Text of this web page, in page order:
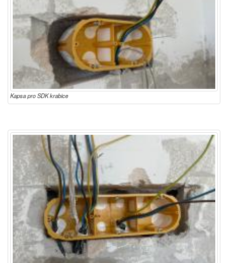
Kapsa pro SDK krabice